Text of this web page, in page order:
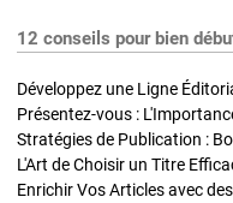
12 conseils pour bien
Développez une Ligne
Présentez-vous :
L'Art de Choisir un Titre